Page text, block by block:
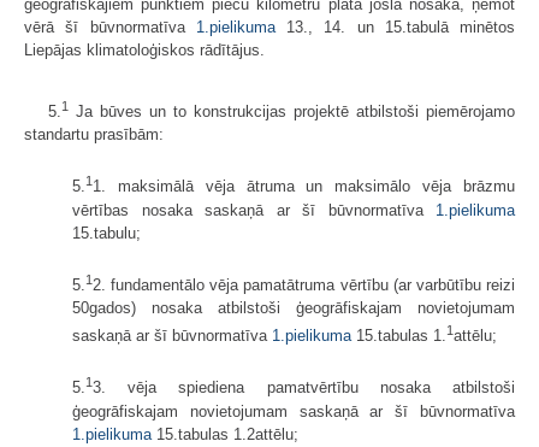
ģeogrāfiskajiem punktiem piecu kilometru platā joslā nosaka, ņemot
vērā šī būvnormatīva 1.pielikuma13., 14. un 15.tabulā minētos
Liepājas klimatoloģiskos rādītājus.
5.1
Ja būves un to konstrukcijas projektē atbilstoši piemērojamo
standartu prasībām:
5.1 1. maksimālā vēja ātruma un maksimālo vēja brāzmu
vērtības nosaka saskaņā ar šī būvnormatīva 1.pielikuma
15.tabulu;
5. 1 2. fundamentālo vēja pamatātruma vērtību (ar varbūtību reizi
50gados) nosaka atbilstoši ģeogrāfiskajam novietojumam
saskaņā ar šī būvnormatīva 1.pielikuma15.tabulas 1.1attēlu;
5.1 3. vēja spiediena pamatvērtību nosaka atbilstoši
ģeogrāfiskajam novie­tojumam saskaņā ar šī būvnormatīva
1.pielikuma 15.tabulas 1.2attēlu;